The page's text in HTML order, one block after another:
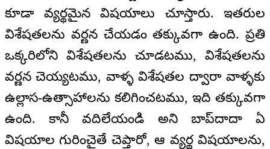
కూడా వ్యర్థమైన విషయాలు చూస్తారు. ఇతరుల
విశేషతలను వర్ణన చేయడం తక్కువగా ఉంది. ప్రతి
ఒక్కరిలోని విశేషతలను చూడటము, విశేషతలను
వర్ణన చెయ్యటము, వాళ్ళ విశేషతల ద్వారా వాళ్ళకు
ఉల్లాస-ఉత్సాహాలను కలిగించటము, ఇది తక్కువగా
ఉంది. కానీ వదిలేయండి అని బాప్‌దాదా ఏ
విషయాల గురించైతే చెప్తారో, ఆ వ్యర్థ విషయాలను,